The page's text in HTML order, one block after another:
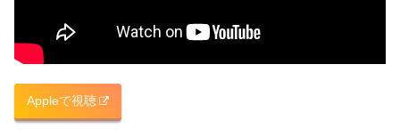
Appleで視聴